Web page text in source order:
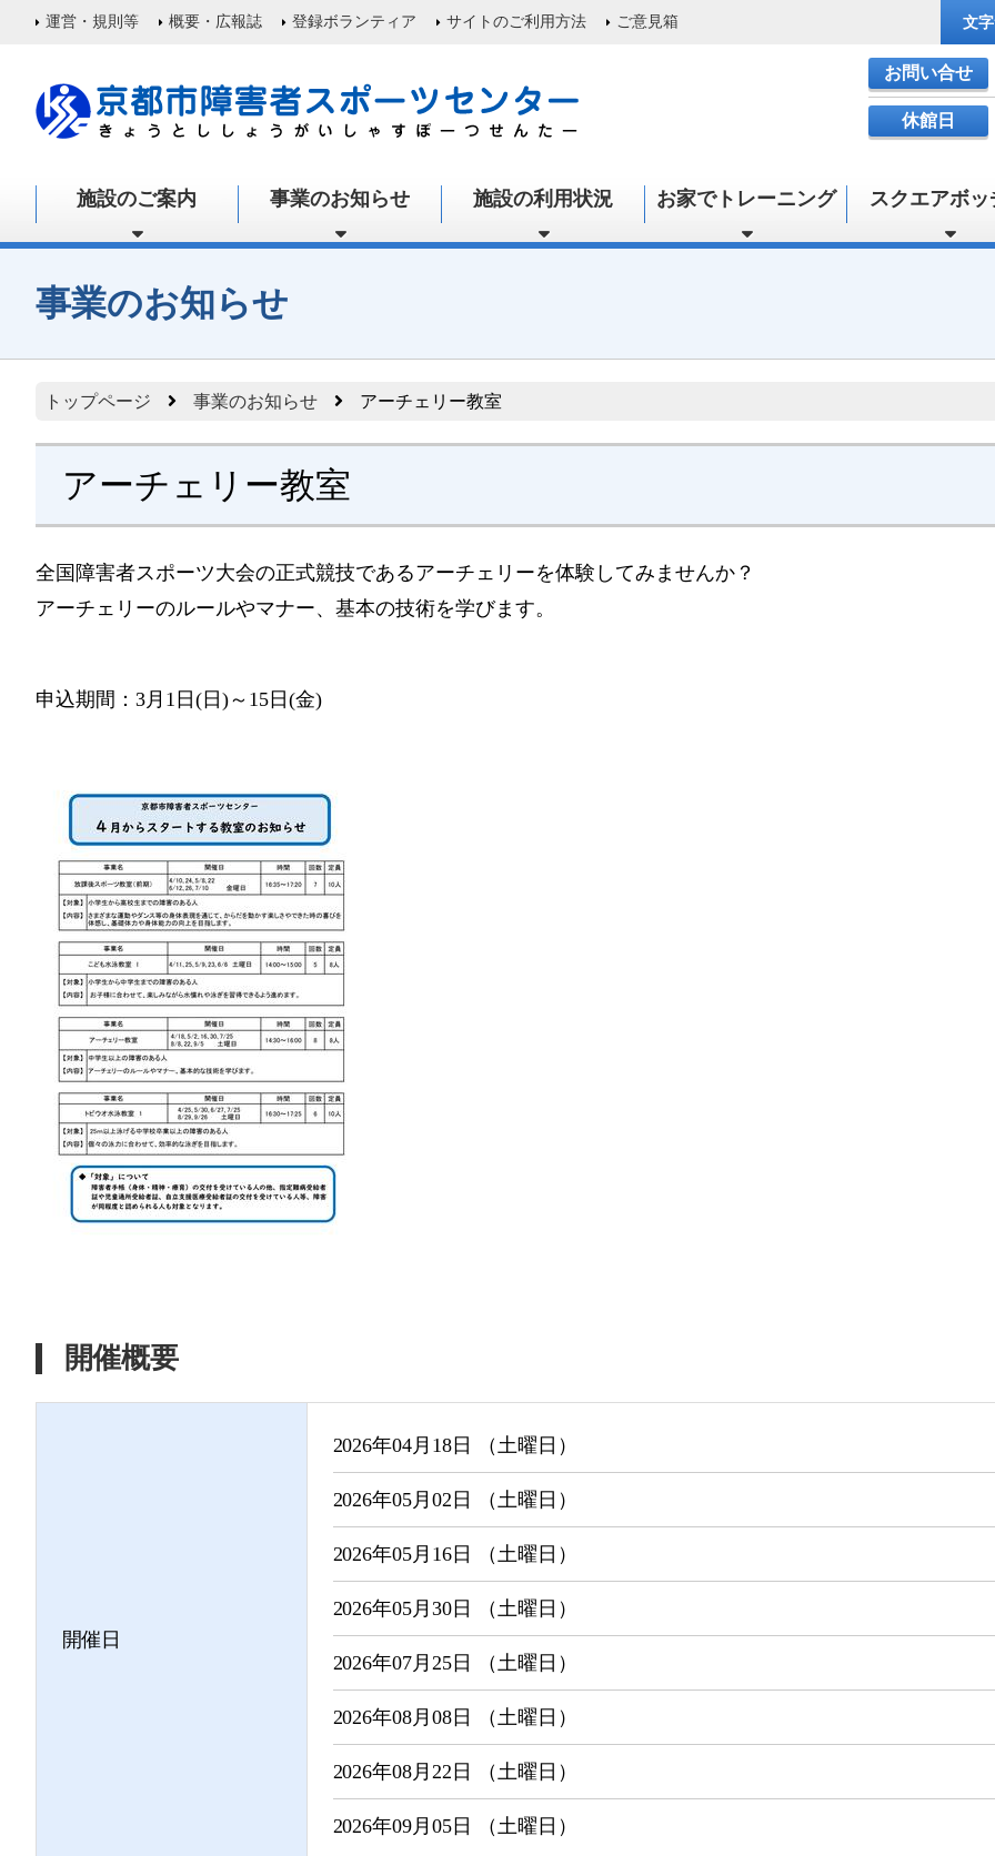
運営・規則等 概要・広報誌 登録ボランティア サイトのご利用方法 ご意見箱 文
お問い合せ
休館日
施設のご案内 事業のお知らせ 施設の利用状況 お家でトレーニング スクエアボッ
事業のお知らせ
トップページ 事業のお知らせ アーチェリー教室
アーチェリー教室
全国障害者スポーツ大会の正式競技であるアーチェリーを体験してみませんか？
アーチェリーのルールやマナー、基本の技術を学びます。
申込期間：3月1日(日)～15日(金)
開催概要
開催日
2026年04月18日 （土曜日）
2026年05月02日 （土曜日）
2026年05月16日 （土曜日）
2026年05月30日 （土曜日）
2026年07月25日 （土曜日）
2026年08月08日 （土曜日）
2026年08月22日 （土曜日）
2026年09月05日 （土曜日）